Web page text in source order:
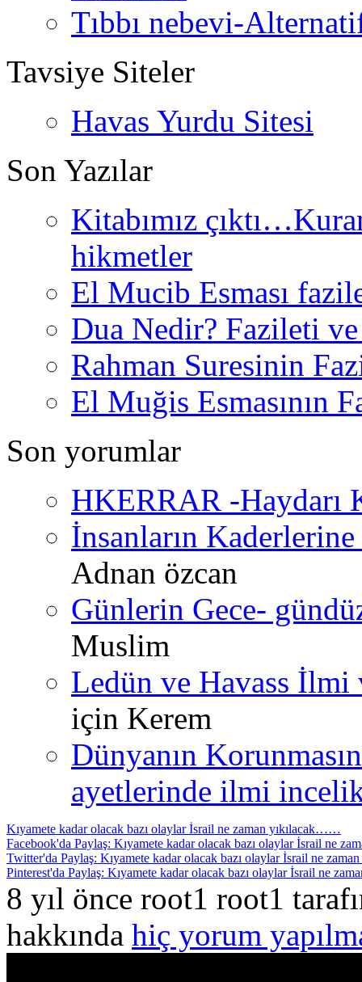
Tıbbı nebevi-
Tavsiye Siteler
Havas Yurdu Sitesi
Son Yazılar
Kitabımız
hikmetler
El Mucib Esması
Dua Nedir? Fazileti
Rahman Suresinin
El Muğis Esmasının
Son yorumlar
HKERRAR -Haydarı
İnsanların
Adnan özcan
Günlerin Gece-
Muslim
Ledün ve Havass İlmi
için Kerem
Dünyanın
ayetlerinde ilmi
Kıyamete kadar olacak bazı olaylar İsrail ne zaman yıkılacak……
Facebook'da Paylaş: Kıyamete kadar olacak bazı olaylar İsrail ne
Twitter'da Paylaş: Kıyamete kadar olacak bazı olaylar İsrail ne
Pinterest'da Paylaş: Kıyamete kadar olacak bazı olaylar İsrail ne
8 yıl önce root1 root1
hakkında hiç yorum